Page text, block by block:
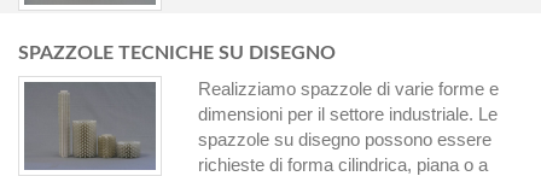
SPAZZOLE TECNICHE SU DISEGNO
Realizziamo spazzole di varie forme e
dimensioni per il settore industriale. Le
spazzole su disegno possono essere
richieste di forma cilindrica, piana o a